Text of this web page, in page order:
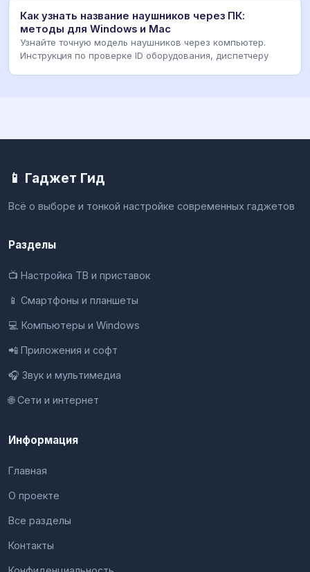
Как узнать название наушников через ПК:
методы для Windows и Mac
Узнайте точную модель наушников через компьютер.
Инструкция по проверке ID оборудования, диспетчеру
📱 Гаджет Гид
Всё о выборе и тонкой настройке современных гаджетов
Разделы
📺 Настройка ТВ и приставок
📱 Смартфоны и планшеты
💻 Компьютеры и Windows
📲 Приложения и софт
🎧 Звук и мультимедиа
🌐 Сети и интернет
Информация
Главная
О проекте
Все разделы
Контакты